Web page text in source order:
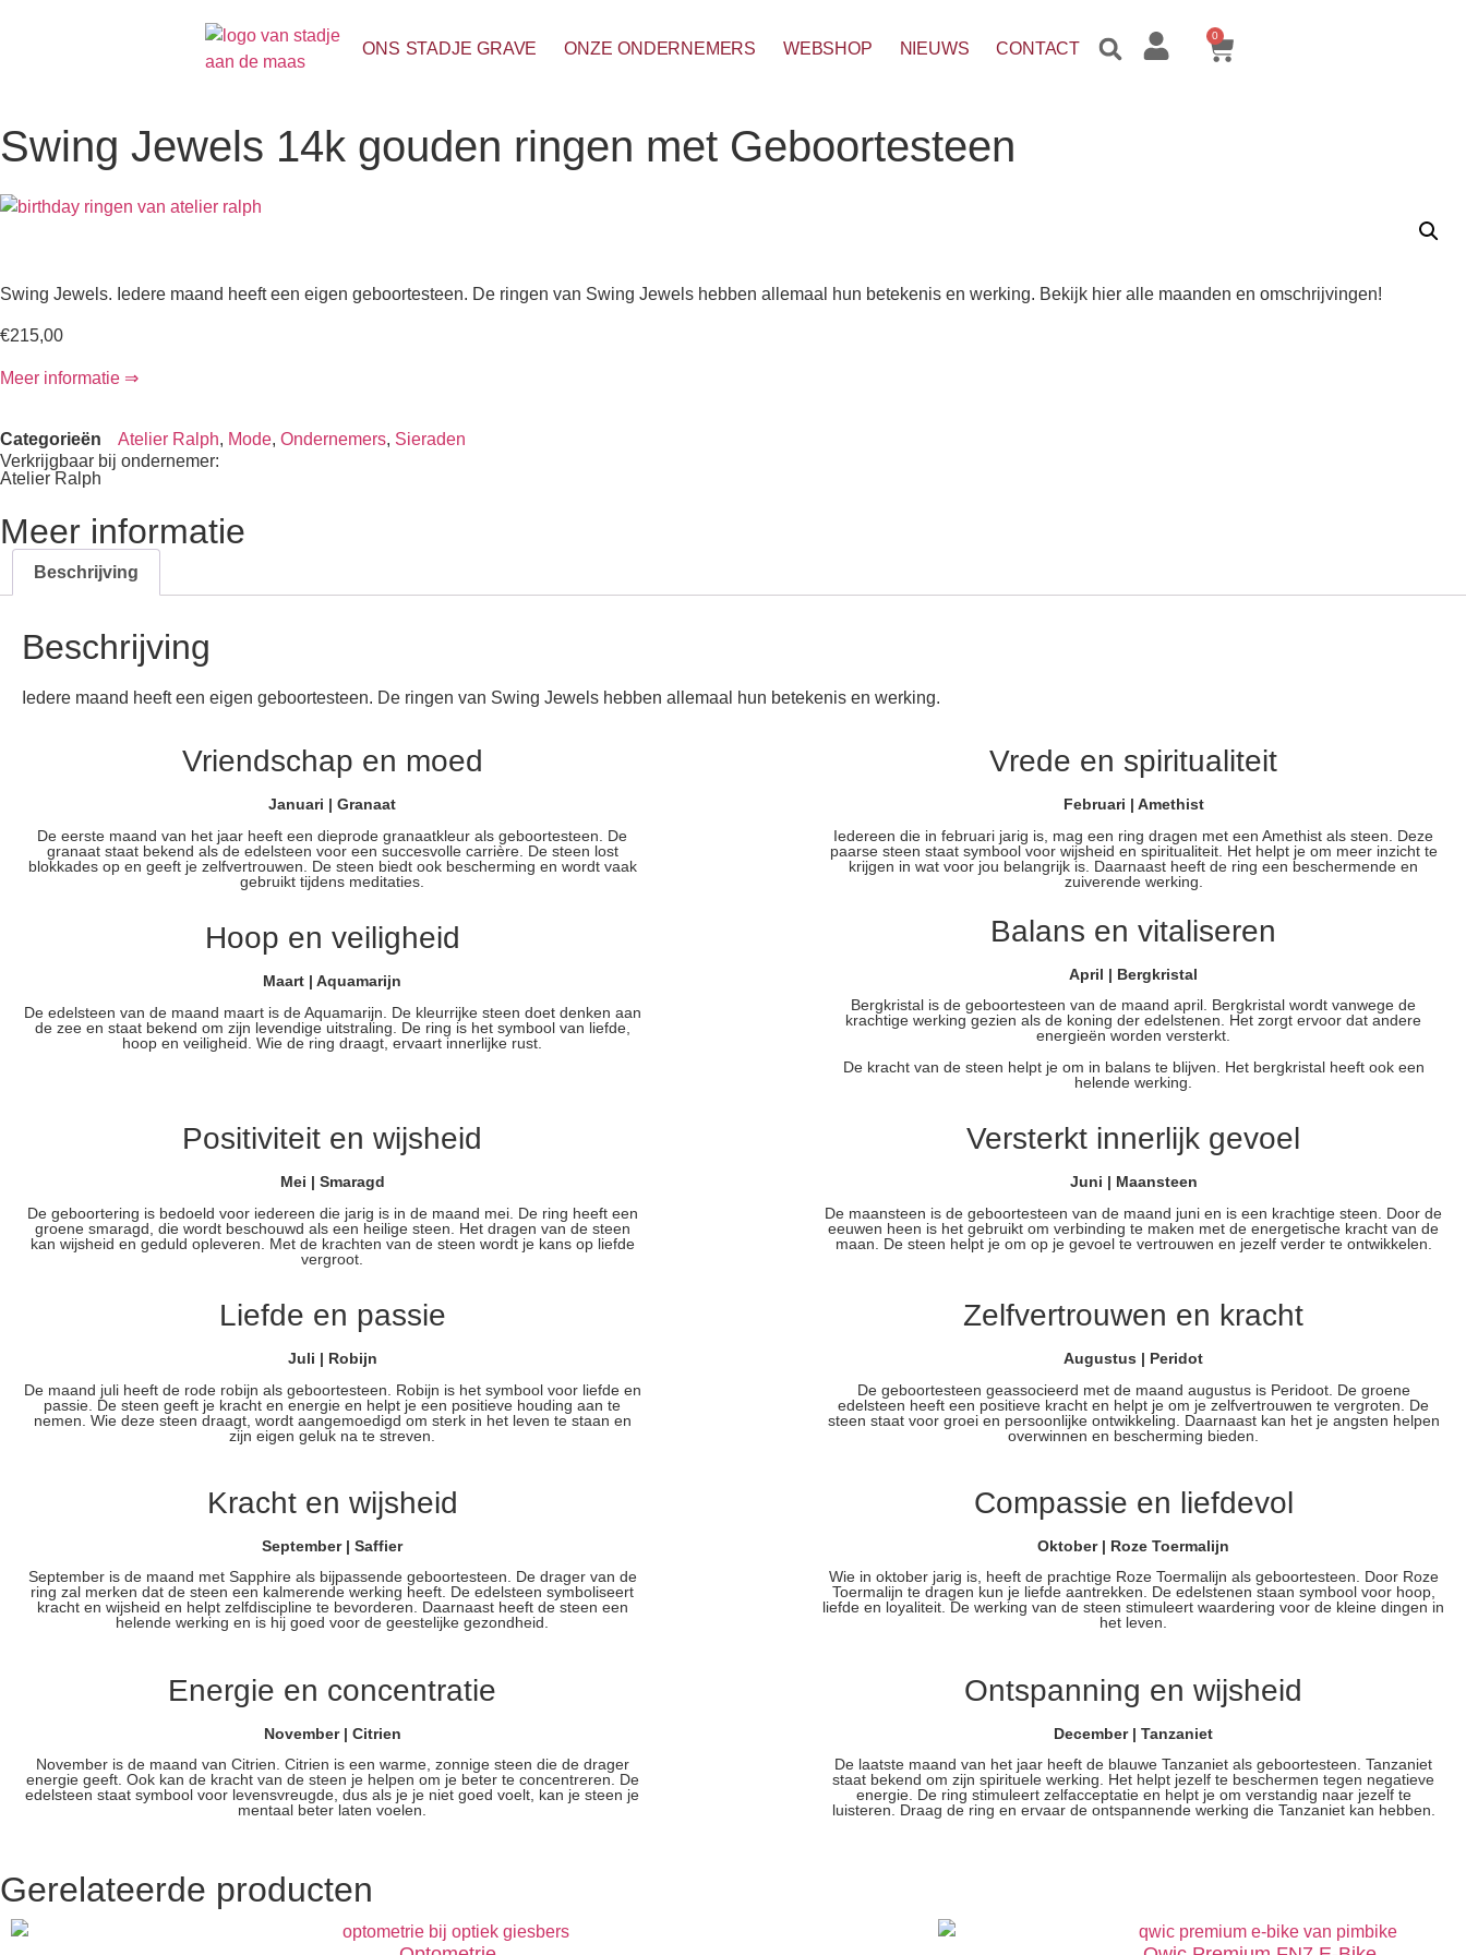
ONS STADJE GRAVE ONZE ONDERNEMERS WEBSHOP NIEUWS CONTACT
0
Swing Jewels 14k gouden ringen met Geboortesteen
Swing Jewels. Iedere maand heeft een eigen geboortesteen. De ringen van Swing Jewels hebben allemaal hun betekenis en werking. Bekijk hier alle maanden en omschrijvingen!
€215,00
Meer informatie ⇒
Categorieën Atelier Ralph, Mode, Ondernemers, Sieraden
Verkrijgbaar bij ondernemer:
Atelier Ralph
Meer informatie
Beschrijving
Beschrijving
Iedere maand heeft een eigen geboortesteen. De ringen van Swing Jewels hebben allemaal hun betekenis en werking.
Vriendschap en moed
Januari | Granaat
De eerste maand van het jaar heeft een dieprode granaatkleur als geboortesteen. De
granaat staat bekend als de edelsteen voor een succesvolle carrière. De steen lost
blokkades op en geeft je zelfvertrouwen. De steen biedt ook bescherming en wordt vaak
gebruikt tijdens meditaties.
Vrede en spiritualiteit
Februari | Amethist
Iedereen die in februari jarig is, mag een ring dragen met een Amethist als steen. Deze
paarse steen staat symbool voor wijsheid en spiritualiteit. Het helpt je om meer inzicht te
krijgen in wat voor jou belangrijk is. Daarnaast heeft de ring een beschermende en
zuiverende werking.
Hoop en veiligheid
Maart | Aquamarijn
De edelsteen van de maand maart is de Aquamarijn. De kleurrijke steen doet denken aan
de zee en staat bekend om zijn levendige uitstraling. De ring is het symbool van liefde,
hoop en veiligheid. Wie de ring draagt, ervaart innerlijke rust.
Balans en vitaliseren
April | Bergkristal
Bergkristal is de geboortesteen van de maand april. Bergkristal wordt vanwege de
krachtige werking gezien als de koning der edelstenen. Het zorgt ervoor dat andere
energieën worden versterkt.
De kracht van de steen helpt je om in balans te blijven. Het bergkristal heeft ook een
helende werking.
Positiviteit en wijsheid
Mei | Smaragd
De geboortering is bedoeld voor iedereen die jarig is in de maand mei. De ring heeft een
groene smaragd, die wordt beschouwd als een heilige steen. Het dragen van de steen
kan wijsheid en geduld opleveren. Met de krachten van de steen wordt je kans op liefde
vergroot.
Versterkt innerlijk gevoel
Juni | Maansteen
De maansteen is de geboortesteen van de maand juni en is een krachtige steen. Door de
eeuwen heen is het gebruikt om verbinding te maken met de energetische kracht van de
maan. De steen helpt je om op je gevoel te vertrouwen en jezelf verder te ontwikkelen.
Liefde en passie
Juli | Robijn
De maand juli heeft de rode robijn als geboortesteen. Robijn is het symbool voor liefde en
passie. De steen geeft je kracht en energie en helpt je een positieve houding aan te
nemen. Wie deze steen draagt, wordt aangemoedigd om sterk in het leven te staan ​​en
zijn eigen geluk na te streven.
Zelfvertrouwen en kracht
Augustus | Peridot
De geboortesteen geassocieerd met de maand augustus is Peridoot. De groene
edelsteen heeft een positieve kracht en helpt je om je zelfvertrouwen te vergroten. De
steen staat voor groei en persoonlijke ontwikkeling. Daarnaast kan het je angsten helpen
overwinnen en bescherming bieden.
Kracht en wijsheid
September | Saffier
September is de maand met Sapphire als bijpassende geboortesteen. De drager van de
ring zal merken dat de steen een kalmerende werking heeft. De edelsteen symboliseert
kracht en wijsheid en helpt zelfdiscipline te bevorderen. Daarnaast heeft de steen een
helende werking en is hij goed voor de geestelijke gezondheid.
Compassie en liefdevol
Oktober | Roze Toermalijn
Wie in oktober jarig is, heeft de prachtige Roze Toermalijn als geboortesteen. Door Roze
Toermalijn te dragen kun je liefde aantrekken. De edelstenen staan ​​symbool voor hoop,
liefde en loyaliteit. De werking van de steen stimuleert waardering voor de kleine dingen in
het leven.
Energie en concentratie
November | Citrien
November is de maand van Citrien. Citrien is een warme, zonnige steen die de drager
energie geeft. Ook kan de kracht van de steen je helpen om je beter te concentreren. De
edelsteen staat symbool voor levensvreugde, dus als je je niet goed voelt, kan je steen je
mentaal beter laten voelen.
Ontspanning en wijsheid
December | Tanzaniet
De laatste maand van het jaar heeft de blauwe Tanzaniet als geboortesteen. Tanzaniet
staat bekend om zijn spirituele werking. Het helpt jezelf te beschermen tegen negatieve
energie. De ring stimuleert zelfacceptatie en helpt je om verstandig naar jezelf te
luisteren. Draag de ring en ervaar de ontspannende werking die Tanzaniet kan hebben.
Gerelateerde producten